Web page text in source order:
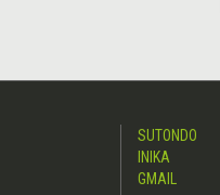
SUTONDO
INIKA
GMAIL